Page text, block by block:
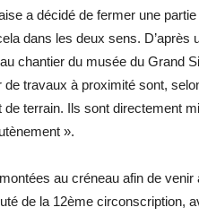
a décidé de fermer une partie
dans les deux sens. D’après
chantier du musée du Grand
travaux à proximité sont,
terrain. Ils sont directement
».
au créneau afin de
de la 12ème circonscription,